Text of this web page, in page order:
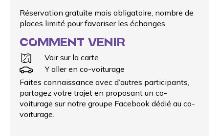
Réservation gratuite mais obligatoire, nombre de
places limité pour favoriser les échanges.
COMMENT VENIR
Voir sur la carte
Y aller en co-voiturage
Faites connaissance avec d’autres participants,
partagez votre trajet en proposant un co-
voiturage sur notre groupe Facebook dédié au co-
voiturage.